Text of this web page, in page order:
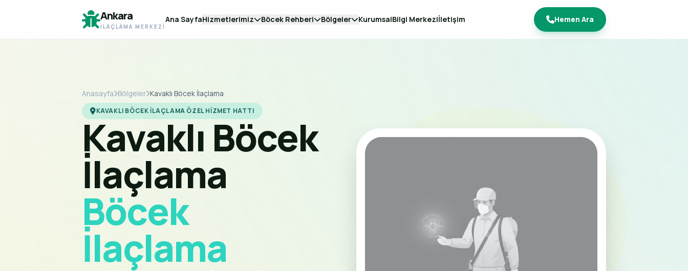
Ankara
İLAÇLAMA MERKEZI
Ana SayfaHizmetlerimiz Böcek Rehberi Bölgeler KurumsalBilgi Merkeziİletişim Hemen Ara
Anasayfa Bölgeler Kavaklı Böcek İlaçlama
KAVAKLI BÖCEK İLAÇLAMA ÖZEL HIZMET HATTI
Kavaklı Böcek
İlaçlama
Böcek
İlaçlama